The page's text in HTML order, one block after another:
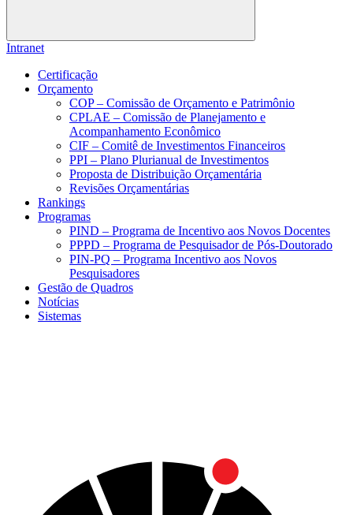
Buscar
Intranet
Certificação
Orçamento
COP – Comissão de Orçamento e Patrimônio
CPLAE – Comissão de Planejamento e
Acompanhamento Econômico
CIF – Comitê de Investimentos Financeiros
PPI – Plano Plurianual de Investimentos
Proposta de Distribuição Orçamentária
Revisões Orçamentárias
Rankings
Programas
PIND – Programa de Incentivo aos Novos Docentes
PPPD – Programa de Pesquisador de Pós-Doutorado
PIN-PQ – Programa Incentivo aos Novos
Pesquisadores
Gestão de Quadros
Notícias
Sistemas